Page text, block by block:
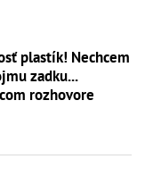
plastík! Nechcem
zadku...
rozhovore